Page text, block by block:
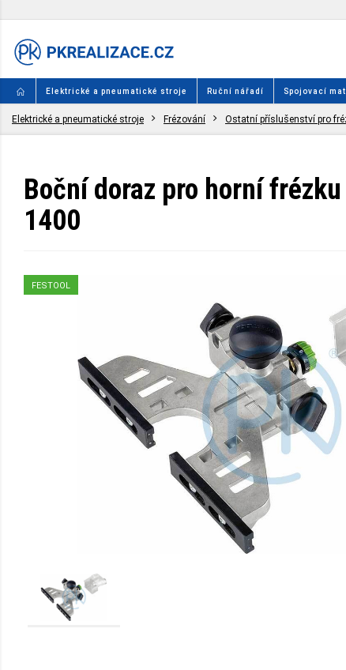
Elektrické a pneumatické stroje Ruční nářadí Spojovací
Elektrické a pneumatické stroje Frézování Ostatní příslušenství pro
Boční doraz pro horní
1400
FESTOOL